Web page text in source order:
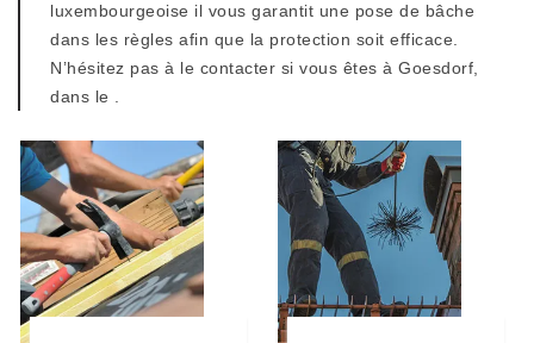
luxembourgeoise il vous garantit une pose de bâche
dans les règles afin que la protection soit efficace.
N’hésitez pas à le contacter si vous êtes à Goesdorf,
dans le .